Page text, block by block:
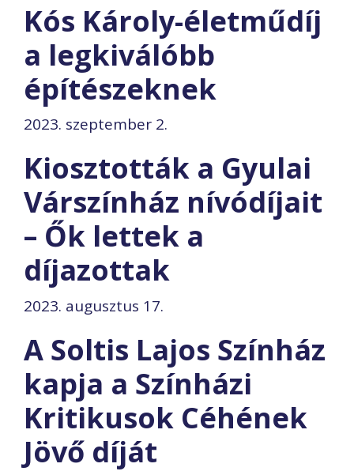
Kós Károly-életműdíj
a legkiválóbb
építészeknek
2023. szeptember 2.
Kiosztották a Gyulai
Várszínház nívódíjait
– Ők lettek a
díjazottak
2023. augusztus 17.
A Soltis Lajos Színház
kapja a Színházi
Kritikusok Céhének
Jövő díját